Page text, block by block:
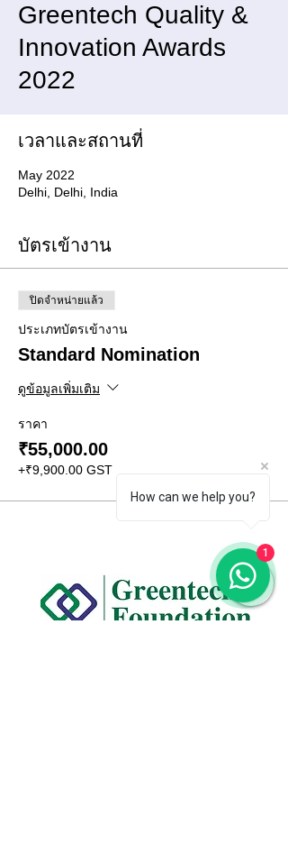
Greentech Quality &
Innovation Awards
2022
เวลาและสถานที่
May 2022
Delhi, Delhi, India
บัตรเข้างาน
ปิดจำหน่ายแล้ว
ประเภทบัตรเข้างาน
Standard Nomination
ดูข้อมูลเพิ่มเติม
ราคา
₹55,000.00
+₹9,900.00 GST
How can we help you?
1